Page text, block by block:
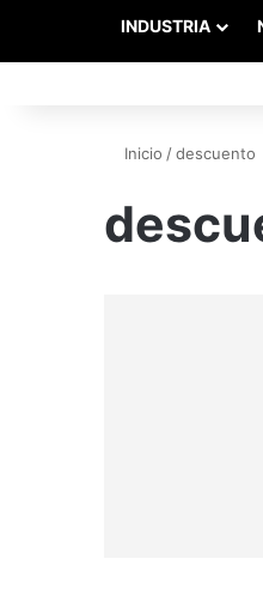
INDUSTRIA
Inicio /descuento